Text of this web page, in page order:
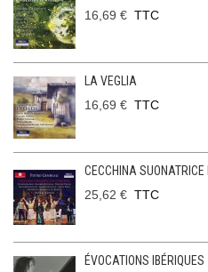
16,69 € TTC
LA VEGLIA
16,69 € TTC
CECCHINA SUONATRICE
25,62 € TTC
ÉVOCATIONS IBÉRIQUES